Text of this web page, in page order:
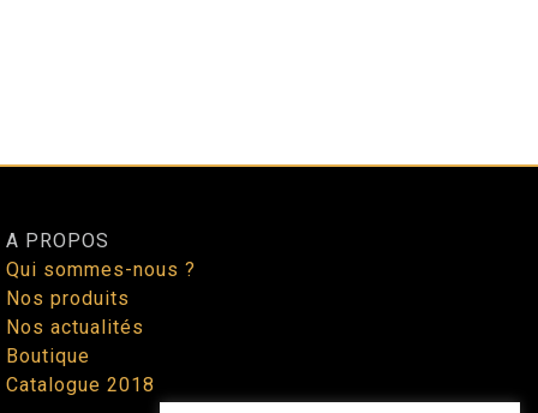
A PROPOS
Qui sommes-nous ?
Nos produits
Nos actualités
Boutique
Catalogue 2018